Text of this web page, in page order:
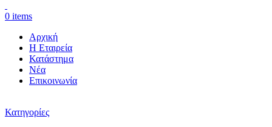
0 items
Αρχική
Η Εταιρεία
Κατάστημα
Νέα
Επικοινωνία
Κατηγορίες